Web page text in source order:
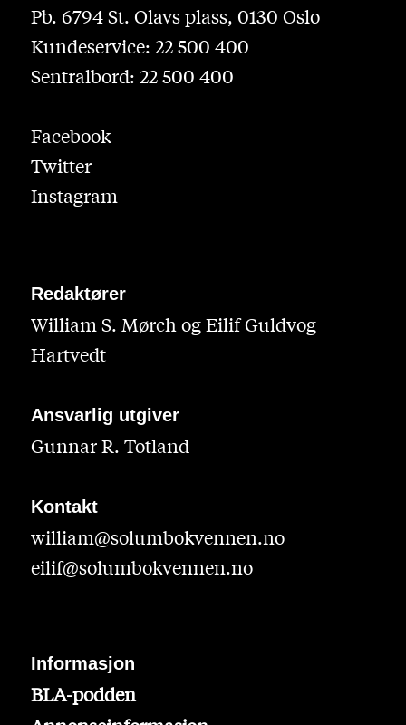
Pb. 6794 St. Olavs plass, 0130 Oslo
Kundeservice: 22 500 400
Sentralbord: 22 500 400
Facebook
Twitter
Instagram
Redaktører
William S. Mørch og Eilif Guldvog
Hartvedt
Ansvarlig utgiver
Gunnar R. Totland
Kontakt
william@solumbokvennen.no
eilif@solumbokvennen.no
Informasjon
BLA-podden